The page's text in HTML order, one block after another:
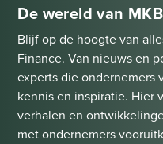
De wereld van
Blijf op de hoogte van
Finance. Van nieuws en
experts die ondernemers
kennis en inspiratie. Hier
verhalen en
met ondernemers